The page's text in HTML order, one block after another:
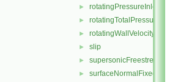
►
► rotatingTotalPressure
► rotatingWallVelocity
► slip
► supersonicFreestream
► surfaceNormalFixedValue